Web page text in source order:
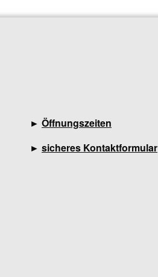
► Öffnungszeiten
► sicheres Kontaktformular